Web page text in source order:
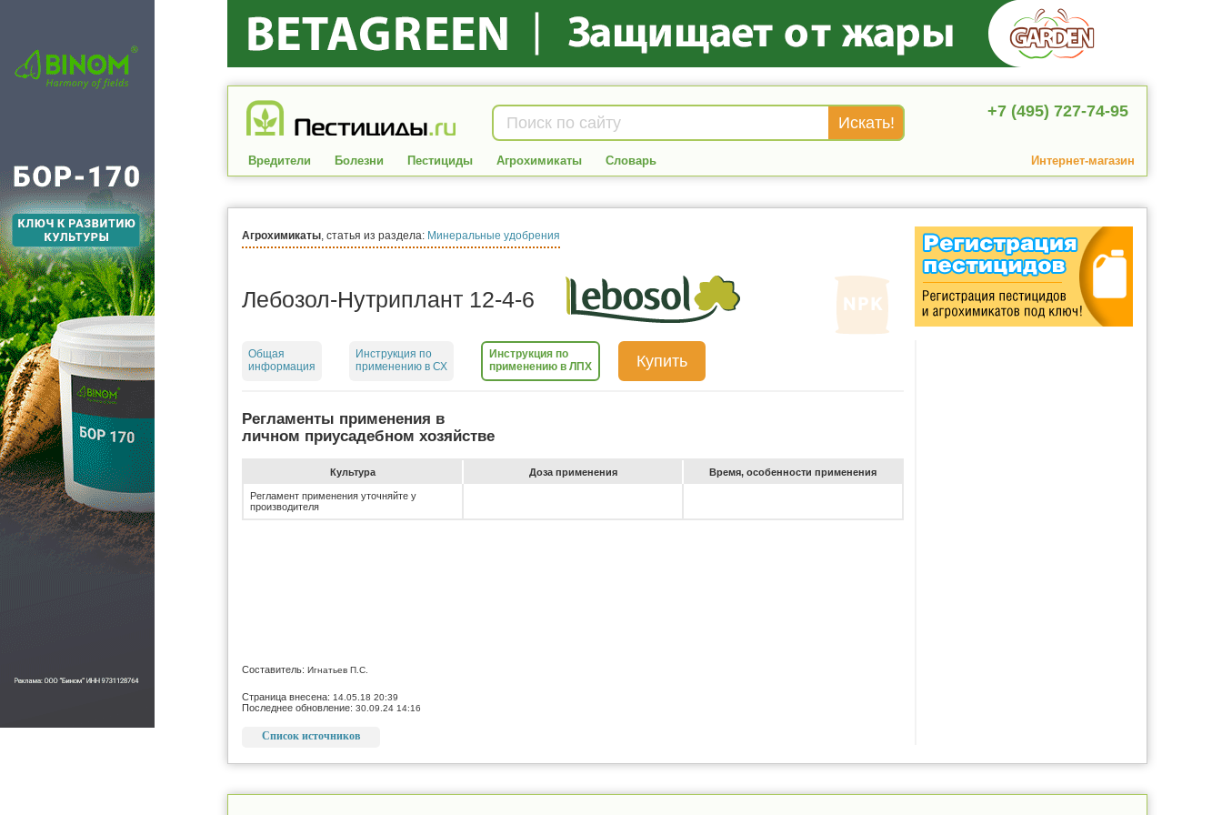
+7 (495) 727-74-95
Вредители Болезни Пестициды Агрохимикаты Словарь Интернет-магазин
Агрохимикаты, статья из раздела: Минеральные удобрения
Лебозол-Нутриплант 12-4-6
Общая
информация
Инструкция по
применению в СХ
Инструкция по
применению в ЛПХ
Купить
Регламенты применения в
личном приусадебном хозяйстве
Культура До­за при­ме­не­ния Вре­мя, особен­ности при­ме­не­ния
Регламент применения уточняйте у
производителя
Составитель: Игнатьев П.С.
Страница внесена: 14.05.18 20:39
Последнее обновление: 30.09.24 14:16
Список источников